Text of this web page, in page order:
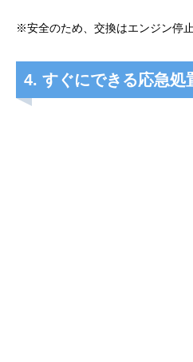
※安全のため、交換はエンジン停
4. すぐにできる応急処